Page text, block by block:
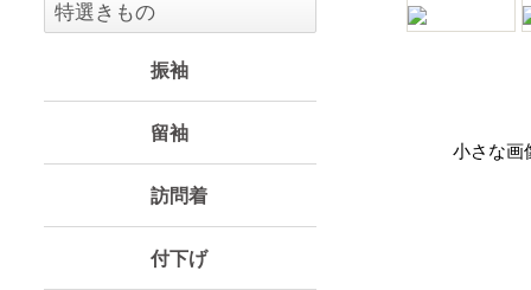
小さな画
特選きもの
振袖
留袖
訪問着
付下げ